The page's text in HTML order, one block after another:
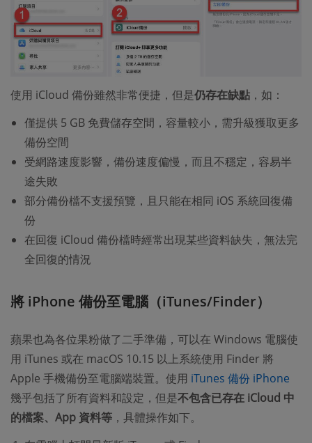
使用 iCloud 備份雖然非常便捷，但是仍存在缺點 ，如：
僅提供 5 GB 免費儲存空間，容量較小，需升級獲取更多
備份空間
受網路速度影響，備份速度偏慢，而且不穩定，容易半
途失敗
部分備份檔不支援預覽，且只能在相同 iOS 系統回復備
份
在回復 iCloud 備份檔時經常出現某些資料缺失，無法完
全回復的情況
將 iPhone 備份至電腦（iTunes/Finder）
蘋果也為各位果粉做了二手準備，可以在 Windows 電腦使
用 iTunes 或在 macOS 10.15 以上系統使用 Finder 將
Apple 手機備份至電腦端裝置。使用 iTunes 備份 iPhone
幾乎包括了所有資料和設定，但是不包含已存在 iCloud 中
的檔案、App 資料等 ，具體操作如下。